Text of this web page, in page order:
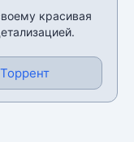
красивая
Торрент